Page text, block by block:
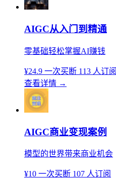
AIGC从入门到精通
零基础轻松掌握AI赚钱
¥24.9 一次买断 113 人订阅
查看详情 →
AIGC商业变现案例
模型的世界带来商业机会
¥10 一次买断 107 人订阅